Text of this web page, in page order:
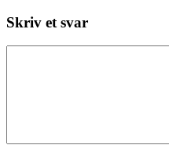
Skriv et svar